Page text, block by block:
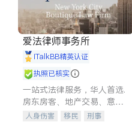
爱法律师事务所
iTalkBB精英认证
执照已核实
一站式法律服务，华人首选.
房东房客、地产交易、意外
伤害、车祸重伤、商业诉
人身伤害 移民
刑事